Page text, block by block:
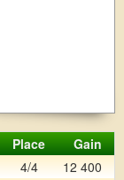
Place
Gain
4/4 12 400